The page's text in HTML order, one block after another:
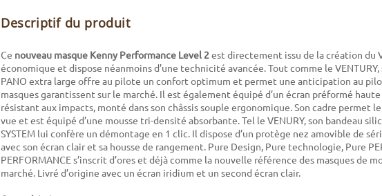
Descriptif du produit
Ce nouveau masque Kenny Performance Level 2est directement issu de la création du
économique et dispose néanmoins d’une technicité avancée. Tout comme le
PANO extra large offre au pilote un confort optimum et permet une anticipation au
masques garantissent sur le marché. Il est également équipé d’un écran préformé
résistant aux impacts, monté dans son châssis souple ergonomique. Son cadre permet
vue et est équipé d’une mousse tri-densité absorbante. Tel le VENURY, son bandeau
SYSTEM lui confère un démontage en 1 clic. Il dispose d’un protège nez amovible de
avec son écran clair et sa housse de rangement. Pure Design, Pure technologie, Pure
PERFORMANCE s’inscrit d’ores et déjà comme la nouvelle référence des masques de
marché. Livré d’origine avec un écran iridium et un second écran clair.